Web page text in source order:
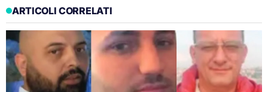
ARTICOLI CORRELATI